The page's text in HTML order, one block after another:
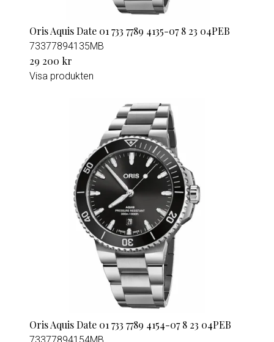
Oris Aquis Date 01 733 7789 4135-07 8 23 04PEB
73377894135MB
29 200 kr
Visa produkten
Oris Aquis Date 01 733 7789 4154-07 8 23 04PEB